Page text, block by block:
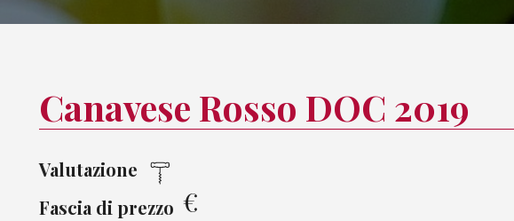
Canavese Rosso DOC 2019
Valutazione
Fascia di prezzo €